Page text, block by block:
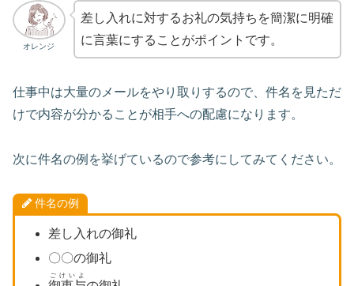
オレンジ
差し入れに対するお礼の気持ちを簡潔に明確
に言葉にすることがポイントです。
仕事中は大量のメールをやり取りするので、件名を見ただ
けで内容が分かることが相手への配慮になります。
次に件名の例を挙げているので参考にしてみてください。
件名の例
差し入れの御礼
〇〇の御礼
ごけいよ